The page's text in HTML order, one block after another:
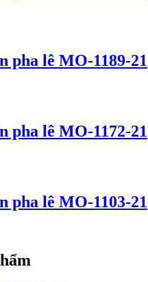
pha lê MO-1189-21
pha lê MO-1172-21
pha lê MO-1103-21